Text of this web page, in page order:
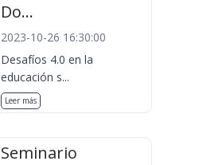
Do...
2023-10-26 16:30:00
Desafíos 4.0 en la
educación s...
Leer más
Seminario